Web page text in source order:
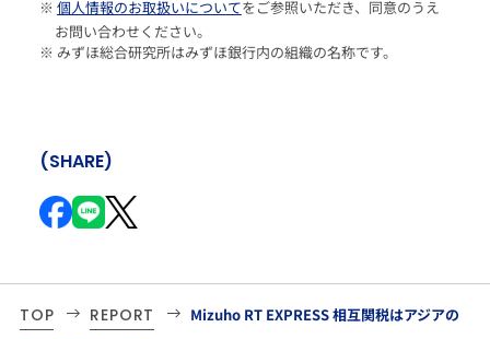
※ 個人情報のお取扱いについてをご参照いただき、同意のうえ
お問い合わせください。
※ みずほ総合研究所はみずほ銀行内の組織の名称です。
(SHARE)
TOP REPORT
Mizuho RT EXPRESS 相互関税はアジアの